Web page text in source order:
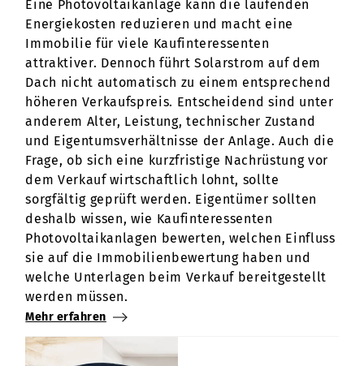
Eine Photovoltaikanlage kann die laufenden
Energiekosten reduzieren und macht eine
Immobilie für viele Kaufinteressenten
attraktiver. Dennoch führt Solarstrom auf dem
Dach nicht automatisch zu einem entsprechend
höheren Verkaufspreis. Entscheidend sind unter
anderem Alter, Leistung, technischer Zustand
und Eigentumsverhältnisse der Anlage. Auch die
Frage, ob sich eine kurzfristige Nachrüstung vor
dem Verkauf wirtschaftlich lohnt, sollte
sorgfältig geprüft werden. Eigentümer sollten
deshalb wissen, wie Kaufinteressenten
Photovoltaikanlagen bewerten, welchen Einfluss
sie auf die Immobilienbewertung haben und
welche Unterlagen beim Verkauf bereitgestellt
werden müssen.
Mehr erfahren